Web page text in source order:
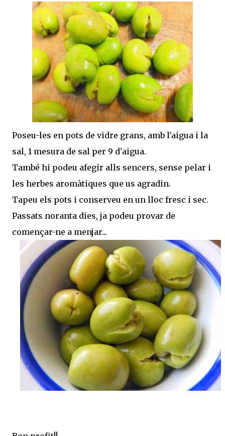
Poseu-les en pots de vidre grans, amb l'aigua i la
sal, 1 mesura de sal per 9 d'aigua.
També hi podeu afegir alls sencers, sense pelar i
les herbes aromàtiques que us agradin.
Tapeu els pots i conserveu en un lloc fresc i sec.
Passats noranta dies, ja podeu provar de
començar-ne a menjar...